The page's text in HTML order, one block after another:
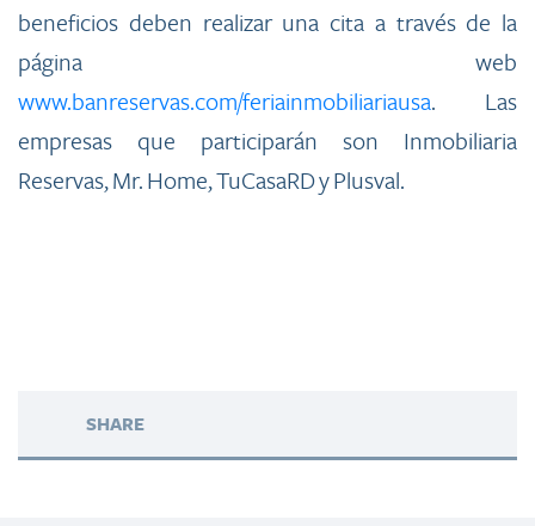
beneficios deben realizar una cita a través de la
página web
www.banreservas.com/feriainmobiliariausa. Las
empresas que participarán son Inmobiliaria
Reservas, Mr. Home, TuCasaRD y Plusval.
SHARE